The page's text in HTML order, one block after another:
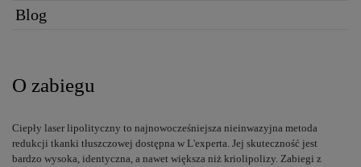
Blog
O zabiegu
Ciepły laser lipolityczny to najnowocześniejsza nieinwazyjna metoda
redukcji tkanki tłuszczowej dostępna w L'experta. Jej skuteczność jest
bardzo wysoka, identyczna, a nawet większa niż kriolipolizy. Zabiegi z